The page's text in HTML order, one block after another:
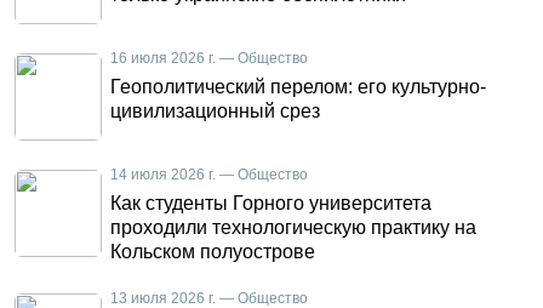
16 июля 2026 г. — Общество
Геополитический перелом: его культурно-
цивилизационный срез
14 июля 2026 г. — Общество
Как студенты Горного университета
проходили технологическую практику на
Кольском полуострове
13 июля 2026 г. — Общество